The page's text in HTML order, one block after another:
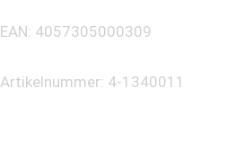
EAN: 4057305000309
Artikelnummer: 4-1340011